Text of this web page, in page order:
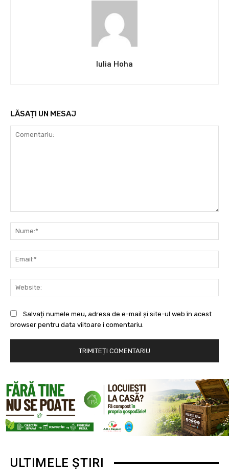
Iulia Hoha
LĂSAȚI UN MESAJ
Salvați numele meu, adresa de e-mail și site-ul web în acest
browser pentru data viitoare i comentariu.
ULTIMELE ȘTIRI